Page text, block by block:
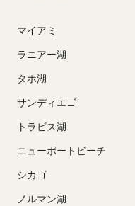
マイアミ
ラニアー湖
タホ湖
サンディエゴ
トラビス湖
ニューポートビーチ
シカゴ
ノルマン湖